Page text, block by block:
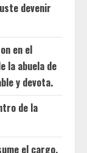
devenir
en el
la abuela de
y devota.
de la
el cargo,